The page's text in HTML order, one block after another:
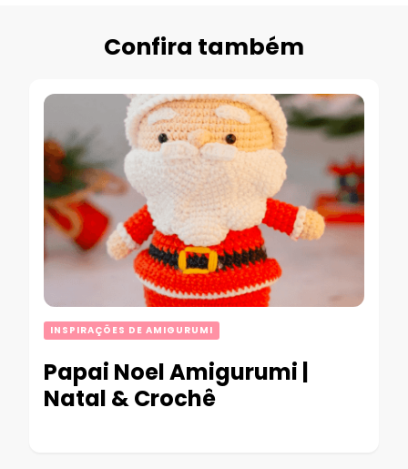
Confira também
INSPIRAÇÕES DE AMIGURUMI
Papai Noel Amigurumi |
Natal & Crochê